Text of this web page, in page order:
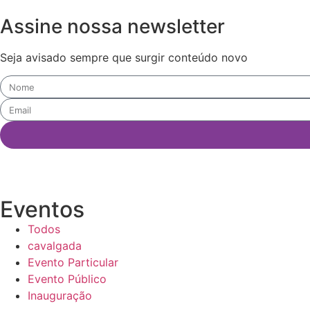
Assine nossa newsletter
Seja avisado sempre que surgir conteúdo novo
Eventos
Todos
cavalgada
Evento Particular
Evento Público
Inauguração